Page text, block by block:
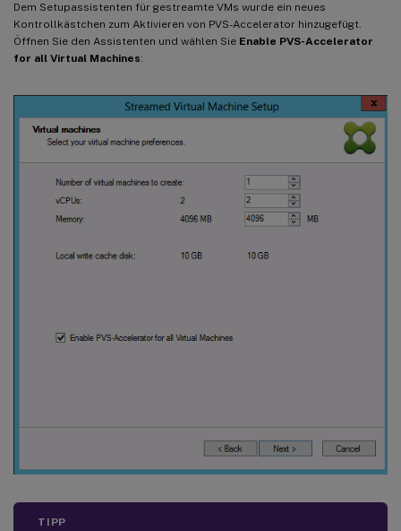
Dem Setupassistenten für gestreamte VMs wurde ein neues
Kontrollkästchen zum Aktivieren von PVS-Accelerator hinzugefügt.
Öffnen Sie den Assistenten und wählen Sie Enable PVS-Accelerator
for all Virtual Machines:
TIPP